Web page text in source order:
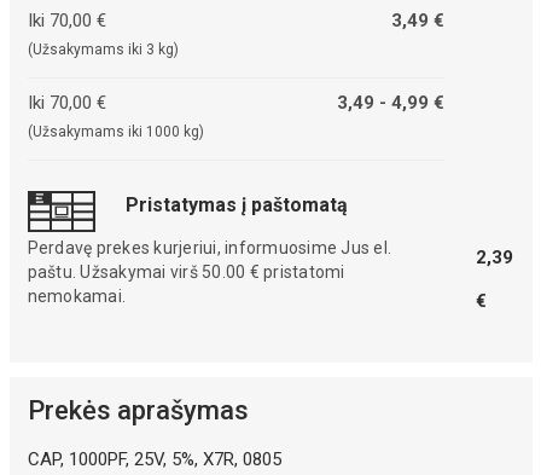
Iki 70,00 €
(Užsakymams iki 3 kg)
3,49 €
Iki 70,00 €
(Užsakymams iki 1000 kg)
3,49 - 4,99 €
Pristatymas į paštomatą
Perdavę prekes kurjeriui, informuosime Jus el.
paštu. Užsakymai virš 50.00 € pristatomi
nemokamai.
2,39
€
Prekės aprašymas
CAP, 1000PF, 25V, 5%, X7R, 0805